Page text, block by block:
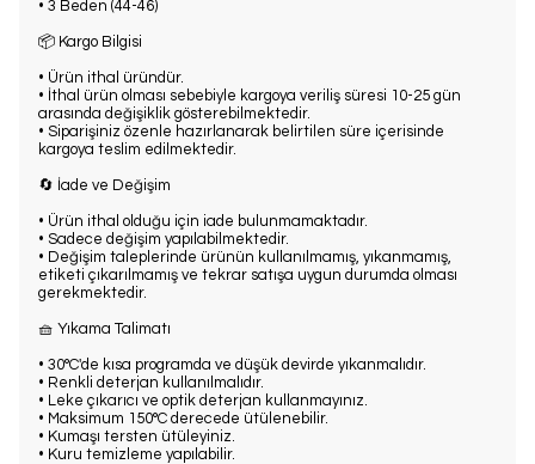
• 3 Beden (44-46)
📦 Kargo Bilgisi
• Ürün ithal üründür.
• İthal ürün olması sebebiyle kargoya veriliş süresi 10-25 gün
arasında değişiklik gösterebilmektedir.
• Siparişiniz özenle hazırlanarak belirtilen süre içerisinde
kargoya teslim edilmektedir.
🔄 İade ve Değişim
• Ürün ithal olduğu için iade bulunmamaktadır.
• Sadece değişim yapılabilmektedir.
• Değişim taleplerinde ürünün kullanılmamış, yıkanmamış,
etiketi çıkarılmamış ve tekrar satışa uygun durumda olması
gerekmektedir.
🧺 Yıkama Talimatı
• 30°C'de kısa programda ve düşük devirde yıkanmalıdır.
• Renkli deterjan kullanılmalıdır.
• Leke çıkarıcı ve optik deterjan kullanmayınız.
• Maksimum 150°C derecede ütülenebilir.
• Kumaşı tersten ütüleyiniz.
• Kuru temizleme yapılabilir.